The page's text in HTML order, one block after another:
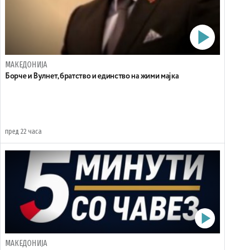
МАКЕДОНИЈА
Борче и Вулнет, братство и единство на жими мајка
пред 22 часа
МАКЕДОНИЈА